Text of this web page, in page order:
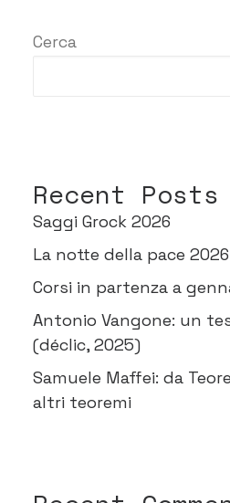
Cerca
Recent Posts
Saggi Grock 2026
La notte della pace 2026
Corsi in partenza a
Antonio Vangone: un
(déclic, 2025)
Samuele Maffei: da
altri teoremi